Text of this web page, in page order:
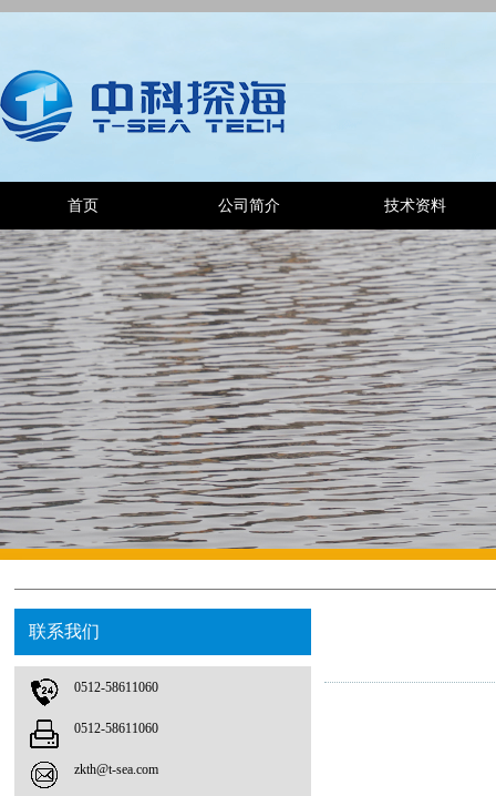
首页 公司简介 技术资料
联系我们
0512-58611060
0512-58611060
zkth@t-sea.com